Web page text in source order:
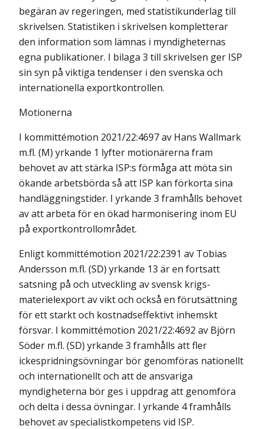
begäran av regeringen, med statistikunderlag till
skrivelsen. Statistiken i skrivelsen kompletterar
den information som lämnas i myndigheternas
egna publikationer. I bilaga 3 till skrivelsen ger ISP
sin syn på viktiga tendenser i den svenska och
internationella exportkontrollen.
Motionerna
I kommittémotion 2021/22:4697 av Hans Wallmark
m.fl. (M) yrkande 1 lyfter motionärerna fram
behovet av att stärka ISP:s förmåga att möta sin
ökande arbetsbörda så att ISP kan förkorta sina
handläggningstider. I yrkande 3 framhålls behovet
av att arbeta för en ökad harmonisering inom EU
på exportkontrollområdet.
Enligt kommittémotion 2021/22:2391 av Tobias
Andersson m.fl. (SD) yrkande 13 är en fortsatt
satsning på och utveckling av svensk krigs-
materielexport av vikt och också en förutsättning
för ett starkt och kostnadseffektivt inhemskt
försvar. I kommittémotion 2021/22:4692 av Björn
Söder m.fl. (SD) yrkande 3 framhålls att fler
ickespridningsövningar bör genomföras nationellt
och internationellt och att de ansvariga
myndigheterna bör ges i uppdrag att genomföra
och delta i dessa övningar. I yrkande 4 framhålls
behovet av specialistkompetens vid ISP.